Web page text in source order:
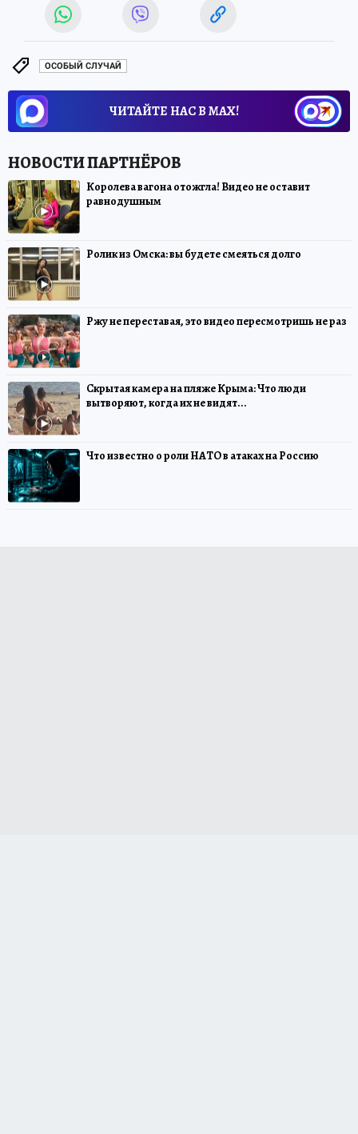
ОСОБЫЙ СЛУЧАЙ
ЧИТАЙТЕ НАС В МАХ!
Королева вагона отожгла! Видео не оставит
равнодушным
Ролик из Омска: вы будете смеяться долго
Ржу не переставая, это видео пересмотришь не раз
Скрытая камера на пляже Крыма: Что люди
вытворяют, когда их не видят...
Что известно о роли НАТО в атаках на Россию